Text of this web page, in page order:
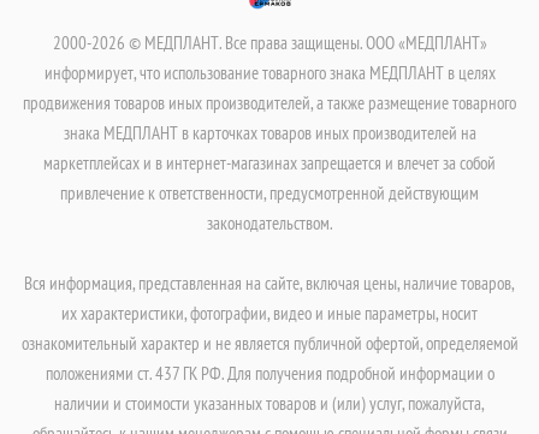
2000-2026 © МЕДПЛАНТ. Все права защищены. ООО «МЕДПЛАНТ»
информирует, что использование товарного знака МЕДПЛАНТ в целях
продвижения товаров иных производителей, а также размещение товарного
знака МЕДПЛАНТ в карточках товаров иных производителей на
маркетплейсах и в интернет-магазинах запрещается и влечет за собой
привлечение к ответственности, предусмотренной действующим
законодательством.
Вся информация, представленная на сайте, включая цены, наличие товаров,
их характеристики, фотографии, видео и иные параметры, носит
ознакомительный характер и не является публичной офертой, определяемой
положениями ст. 437 ГК РФ. Для получения подробной информации о
наличии и стоимости указанных товаров и (или) услуг, пожалуйста,